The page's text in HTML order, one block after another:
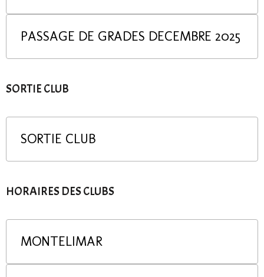
PASSAGE DE GRADES DECEMBRE 2025
SORTIE CLUB
SORTIE CLUB
HORAIRES DES CLUBS
MONTELIMAR